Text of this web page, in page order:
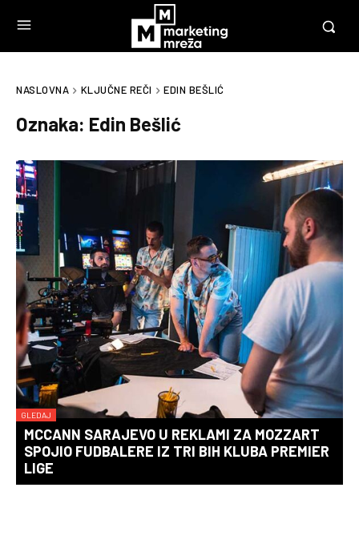
NASLOVNA KLJUČNE REČI EDIN BEŠLIĆ
Oznaka: Edin Bešlić
GLEDAJ
MCCANN SARAJEVO U REKLAMI ZA MOZZART
SPOJIO FUDBALERE IZ TRI BIH KLUBA PREMIER
LIGE